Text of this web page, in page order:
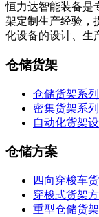
恒力达智能装备是
架定制生产经验，
化设备的设计、生
仓储货架
仓储货架系列
密集货架系列
自动化货架
仓储方案
四向穿梭车
穿梭式货架
重型仓储货